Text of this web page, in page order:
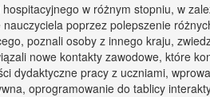
w różnym stopniu, w
poprzez polepszenie
poznali osoby z innego kraju,
nowe kontakty zawodowe, które
dydaktyczne pracy z uczniami,
oprogramowanie do tablicy